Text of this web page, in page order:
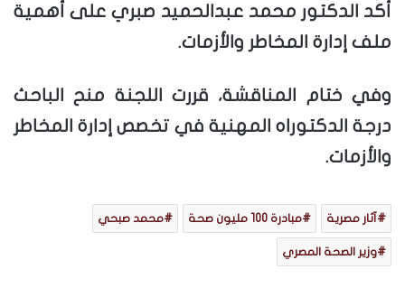
أكد الدكتور محمد عبدالحميد صبري على أهمية
ملف إدارة المخاطر والأزمات.
وفي ختام المناقشة، قررت اللجنة منح الباحث
درجة الدكتوراه المهنية في تخصص إدارة المخاطر
والأزمات.
آثار مصرية مبادرة 100 مليون صحة محمد صبحي
وزير الصحة المصري